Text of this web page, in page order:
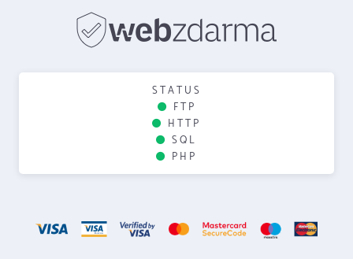
STATUS
FTP
HTTP
SQL
PHP